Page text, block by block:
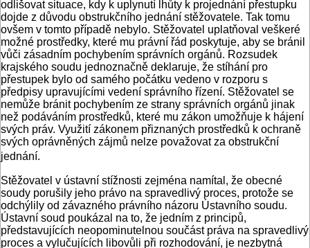
odlišovat situace, kdy k uplynutí lhůty k projednání přestupku
dojde z důvodu obstrukčního jednání stěžovatele. Tak tomu
ovšem v tomto případě nebylo. Stěžovatel uplatňoval veškeré
možné prostředky, které mu právní řád poskytuje, aby se bránil
vůči zásadním pochybením správních orgánů. Rozsudek
krajského soudu jednoznačně deklaruje, že stíhání pro
přestupek bylo od samého počátku vedeno v rozporu s
předpisy upravujícími vedení správního řízení. Stěžovatel se
nemůže bránit pochybením ze strany správních orgánů jinak
než podáváním prostředků, které mu zákon umožňuje k hájení
svých práv. Využití zákonem přiznaných prostředků k ochraně
svých oprávněných zájmů nelze považovat za obstrukční
jednání.
Stěžovatel v ústavní stížnosti zejména namítal, že obecné
soudy porušily jeho právo na spravedlivý proces, protože se
odchýlily od závazného právního názoru Ústavního soudu.
Ústavní soud poukázal na to, že jedním z principů,
představujících neopominutelnou součást práva na spravedlivý
proces a vylučujících libovůli při rozhodování, je nezbytná